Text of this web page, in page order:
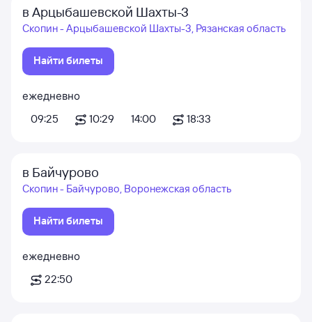
в Арцыбашевской Шахты-3
Скопин - Арцыбашевской Шахты-3, Рязанская область
Найти билеты
ежедневно
09:25
10:29 14:00 18:33
в Байчурово
Скопин - Байчурово, Воронежская область
Найти билеты
ежедневно
22:50